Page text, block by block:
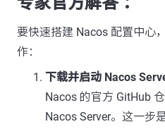
要快速搭建 Nacos 配置中心
作：
下载并启动 Nacos
Nacos 的官方 GitHub
Nacos Server。这一步